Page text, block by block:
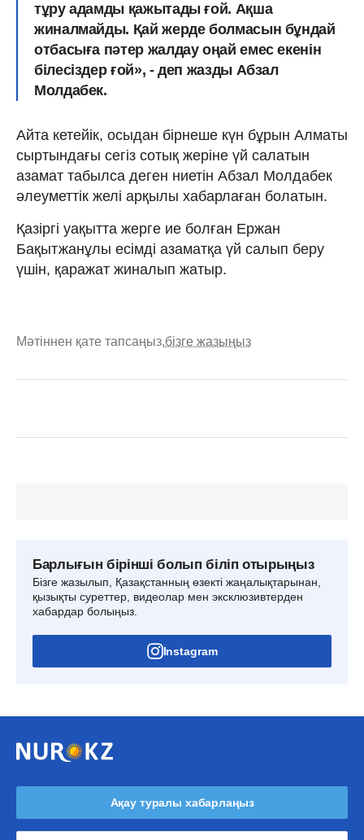
тұру адамды қажытады ғой. Ақша
жиналмайды. Қай жерде болмасын бұндай
отбасыға пәтер жалдау оңай емес екенін
білесіздер ғой», - деп жазды Абзал
Молдабек.
Айта кетейік, осыдан бірнеше күн бұрын Алматы
сыртындағы сегіз сотық жеріне үй салатын
азамат табылса деген ниетін Абзал Молдабек
әлеуметтік желі арқылы хабарлаған болатын.
Қазіргі уақытта жерге ие болған Ержан
Бақытжанұлы есімді азаматқа үй салып беру
үшін, қаражат жиналып жатыр.
Мәтіннен қате тапсаңыз,бізге жазыңыз
Барлығын бірінші болып біліп отырыңыз
Бізге жазылып, Қазақстанның өзекті жаңалықтарынан,
қызықты суреттер, видеолар мен эксклюзивтерден
хабардар болыңыз.
Instagram
Ақау туралы хабарлаңыз